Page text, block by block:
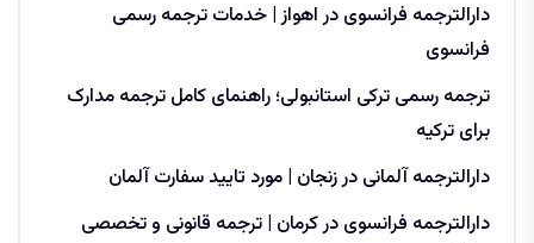
دارالترجمه فرانسوی در اهواز | خدمات ترجمه رسمی
فرانسوی
ترجمه رسمی ترکی استانبولی؛ راهنمای کامل ترجمه مدارک
برای ترکیه
دارالترجمه آلمانی در زنجان | مورد تایید سفارت آلمان
دارالترجمه فرانسوی در کرمان | ترجمه قانونی و تخصصی